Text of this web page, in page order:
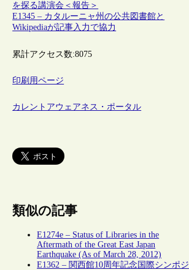
を探る講演会＜報告＞
E1345 – カタルーニャ州の公共図書館と
Wikipediaが記事入力で協力
累計アクセス数:8075
印刷用ページ
カレントアウェアネス・ポータル
類似の記事
E1274e – Status of Libraries in the
Aftermath of the Great East Japan
Earthquake (As of March 28, 2012)
E1362 – 関西館10周年記念国際シンポジ